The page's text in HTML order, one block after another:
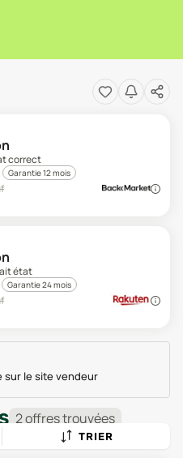
correct
Garantie 12 mois
état
Garantie 24 mois
sur le site vendeur
2offrestrouvées
TRIER